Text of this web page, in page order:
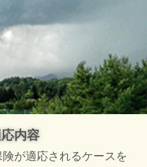
内容
が適応されるケースを